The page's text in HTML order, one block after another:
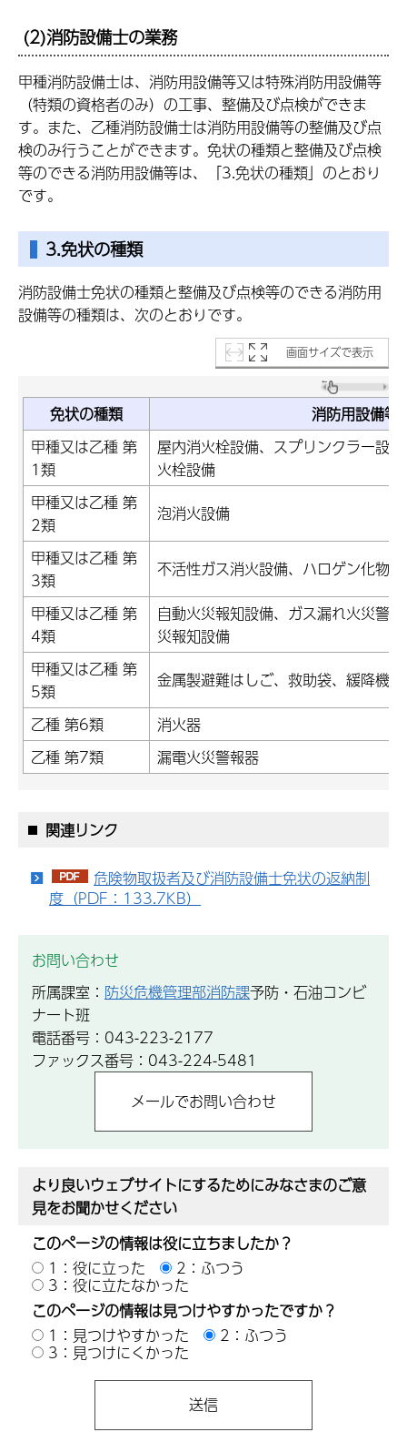
(2)消防設備士の業務
甲種消防設備士は、消防用設備等又は特殊消防用設備等
（特類の資格者のみ）の工事、整備及び点検ができま
す。また、乙種消防設備士は消防用設備等の整備及び点
検のみ行うことができます。免状の種類と整備及び点検
等のできる消防用設備等は、「3.免状の種類」のとおり
です。
3.免状の種類
消防設備士免状の種類と整備及び点検等のできる消防用
設備等の種類は、次のとおりです。
画面サイズで表示
免状の種類
消防用設備等
甲種又は乙種 第
1類
屋内消火栓設備、スプリンクラー設
火栓設備
甲種又は乙種 第
2類
泡消火設備
甲種又は乙種 第
3類
不活性ガス消火設備、ハロゲン化物
甲種又は乙種 第
4類
自動火災報知設備、ガス漏れ火災警
災報知設備
甲種又は乙種 第
5類
金属製避難はしご、救助袋、緩降機
乙種 第6類
消火器
乙種 第7類
漏電火災警報器
関連リンク
危険物取扱者及び消防設備士免状の返納制
度（PDF：133.7KB）
お問い合わせ
所属課室： 防災危機管理部消防課予防・石油コンビ
ナート班
電話番号：043-223-2177
ファックス番号：043-224-5481
より良いウェブサイトにするためにみなさまのご意
見をお聞かせください
このページの情報は役に立ちましたか？
1：役に立った
2：ふつう
3：役に立たなかった
このページの情報は見つけやすかったですか？
1：見つけやすかった
2：ふつう
3：見つけにくかった